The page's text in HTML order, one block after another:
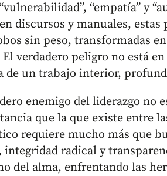
“empatía” y
discursos y manuales, estas
sin peso, transformadas
verdadero peligro no está
de un trabajo interior,
enemigo del liderazgo no
que la que existe entre
requiere mucho más que
radical y
del alma, enfrentando las